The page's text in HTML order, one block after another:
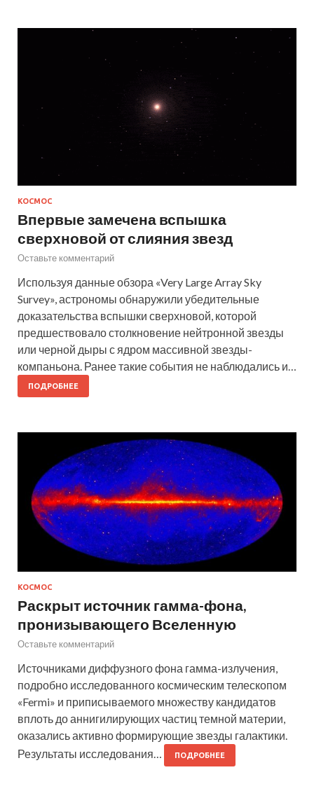
КОСМОС
Впервые замечена вспышка
сверхновой от слияния звезд
Оставьте комментарий
Используя данные обзора «Very Large Array Sky
Survey», астрономы обнаружили убедительные
доказательства вспышки сверхновой, которой
предшествовало столкновение нейтронной звезды
или черной дыры с ядром массивной звезды-
компаньона. Ранее такие события не наблюдались и…
ПОДРОБНЕЕ
КОСМОС
Раскрыт источник гамма-фона,
пронизывающего Вселенную
Оставьте комментарий
Источниками диффузного фона гамма-излучения,
подробно исследованного космическим телескопом
«Fermi» и приписываемого множеству кандидатов
вплоть до аннигилирующих частиц темной материи,
оказались активно формирующие звезды галактики.
Результаты исследования…
ПОДРОБНЕЕ